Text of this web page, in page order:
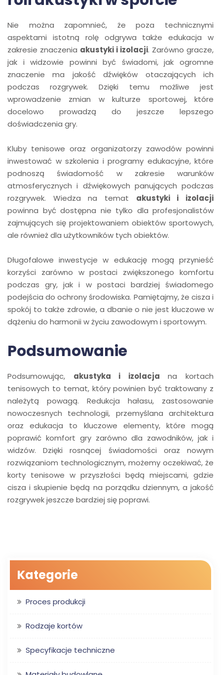
Nie można zapomnieć, że poza technicznymi
aspektami istotną rolę odgrywa także edukacja w
zakresie znaczenia akustyki i izolacji. Zarówno gracze,
jak i widzowie powinni być świadomi, jak ogromne
znaczenie ma jakość dźwięków otaczających ich
podczas rozgrywek. Dzięki temu możliwe jest
wprowadzenie zmian w kulturze sportowej, które
docelowo prowadzą do jeszcze lepszego
doświadczenia gry.
Kluby tenisowe oraz organizatorzy zawodów powinni
inwestować w szkolenia i programy edukacyjne, które
podnoszą świadomość w zakresie warunków
atmosferycznych i dźwiękowych panujących podczas
rozgrywek. Wiedza na temat akustyki i izolacji
powinna być dostępna nie tylko dla profesjonalistów
zajmujących się projektowaniem obiektów sportowych,
ale również dla użytkowników tych obiektów.
Długofalowe inwestycje w edukację mogą przynieść
korzyści zarówno w postaci zwiększonego komfortu
podczas gry, jak i w postaci bardziej świadomego
podejścia do ochrony środowiska. Pamiętajmy, że cisza i
spokój to także zdrowie, a dbanie o nie jest kluczowe w
dążeniu do harmonii w życiu zawodowym i sportowym.
Podsumowanie
Podsumowując, akustyka i izolacja na kortach
tenisowych to temat, który powinien być traktowany z
należytą powagą. Redukcja hałasu, zastosowanie
nowoczesnych technologii, przemyślana architektura
oraz edukacja to kluczowe elementy, które mogą
poprawić komfort gry zarówno dla zawodników, jak i
widzów. Dzięki rosnącej świadomości oraz nowym
rozwiązaniom technologicznym, możemy oczekiwać, że
korty tenisowe w przyszłości będą miejscami, gdzie
cisza i skupienie będą na porządku dziennym, a jakość
rozgrywek jeszcze bardziej się poprawi.
Kategorie
Proces produkcji
Rodzaje kortów
Specyfikacje techniczne